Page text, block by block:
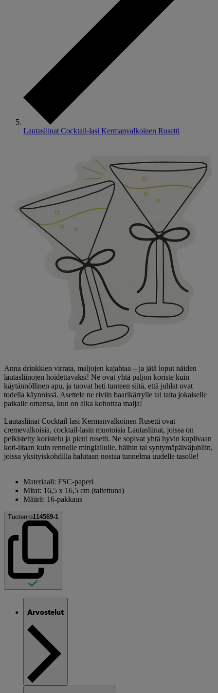
Lautasliinat Cocktail-lasi Kermanvalkoinen Rusetti
Anna drinkkien virrata, maljojen kajahtaa – ja jätä loput näiden
lautasliinojen hoidettavaksi! Ne ovat yhtä paljon koriste kuin
käytännöllinen apu, ja tuovat heti tunteen siitä, että juhlat ovat
todella käynnissä. Asettele ne riviin baarikärrylle tai taita jokaiselle
paikalle omansa, kun on aika kohottaa malja!
Lautasliinat Cocktail-lasi Kermanvalkoinen Rusetti ovat
cremevalkoisia, cocktail-lasin muotoisia Lautasliinat, joissa on
pelkistetty koristelu ja pieni rusetti. Ne sopivat yhtä hyvin kuplivaan
koti-iltaan kuin rennolle minglailulle, häihin tai syntymäpäiväjuhliin,
joissa yksityiskohdilla halutaan nostaa tunnelma uudelle tasolle!
Materiaali: FSC-paperi
Mitat: 16,5 x 16,5 cm (taitettuna)
Määrä: 16-pakkaus
Tuotenro114569-1
Arvostelut